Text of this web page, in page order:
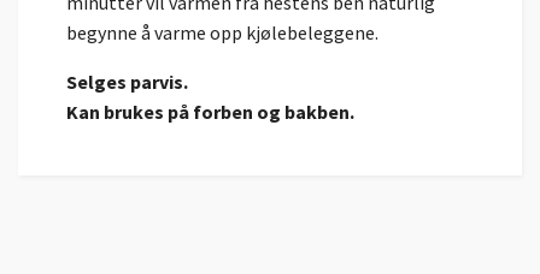
begynne å varme opp kjølebeleggene.
Selges parvis.
Kan brukes på forben og bakben.